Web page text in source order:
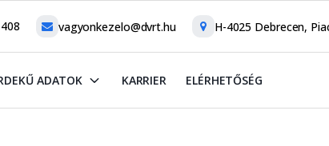
vagyonkezelo@dvrt.hu H-4025 Debrecen,
ADATOK KARRIER ELÉRHETŐSÉG